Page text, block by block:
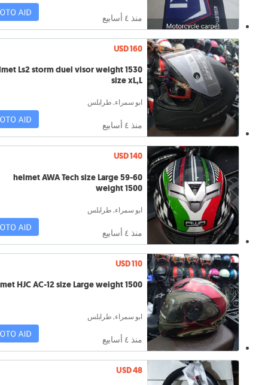
منذ ٤ أسابيع
USD 160
Ls2 storm duel visor weight 1530
size xL,L
ابو سمراء, طرابلس
منذ ٤ أسابيع
USD 140
helmet AWA Tech size Large 59-60
weight 1500
ابو سمراء, طرابلس
منذ ٤ أسابيع
USD 110
HJC AC-12 size Large weight 1500
ابو سمراء, طرابلس
منذ ٤ أسابيع
USD 48